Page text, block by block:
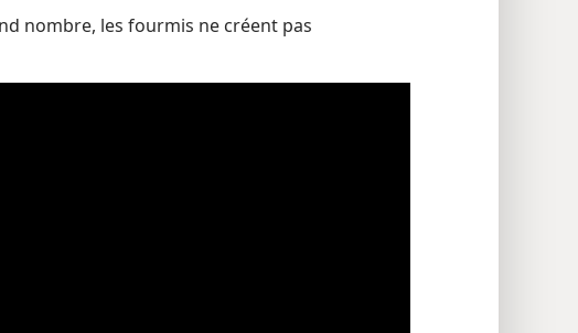
nombre, les fourmis ne créent pas